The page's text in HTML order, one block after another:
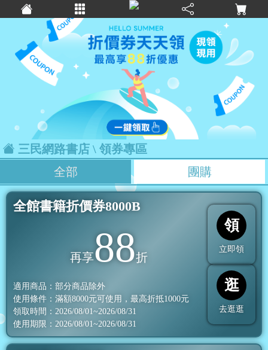
三民網路書店 \ 領券專區
全部
團購
全館書籍折價券8000B
再享88折
適用商品：部分商品除外
使用條件：滿額8000元可使用，最高折抵1000元
領取時間：2026/08/01~2026/08/31
使用期限：2026/08/01~2026/08/31
領
立即領
逛
去逛逛